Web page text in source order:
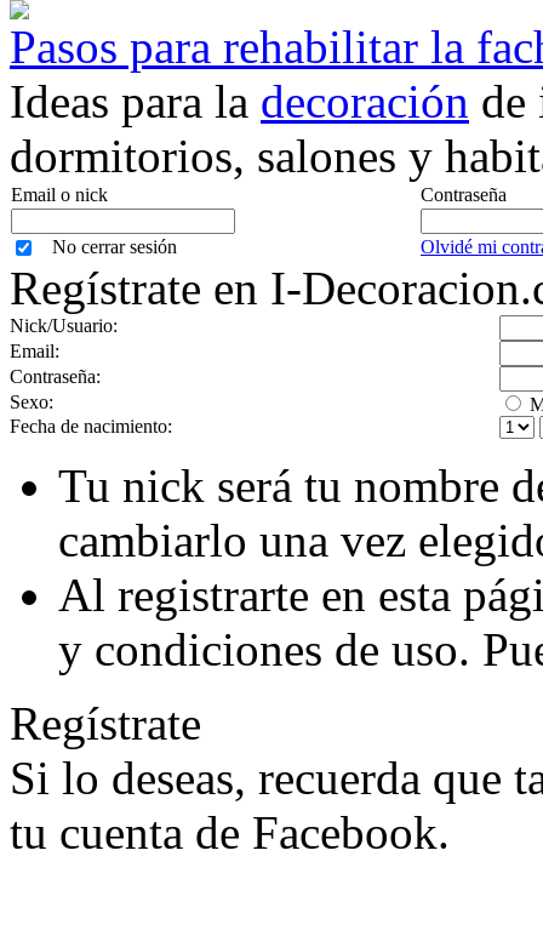
Pasos para rehabilitar la
Ideas para la decoración de
dormitorios, salones y
Email o nick Contraseña
No cerrar sesión Olvidé mi
Regístrate en I-
Nick/Usuario:
Email:
Contraseña:
Sexo:
Fecha de nacimiento:
Tu nick será tu nombre
cambiarlo una vez
Al registrarte en esta
y condiciones de uso.
Regístrate
Si lo deseas, recuerda que
tu cuenta de Facebook.